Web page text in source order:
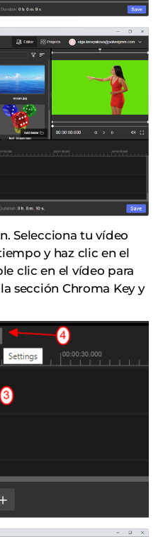
Selecciona tu vídeo
y haz clic en el
clic en el vídeo para
sección Chroma Key y